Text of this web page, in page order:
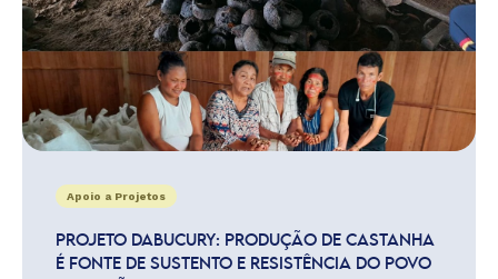
Apoio a Projetos
PROJETO DABUCURY: PRODUÇÃO DE CASTANHA
É FONTE DE SUSTENTO E RESISTÊNCIA DO POVO